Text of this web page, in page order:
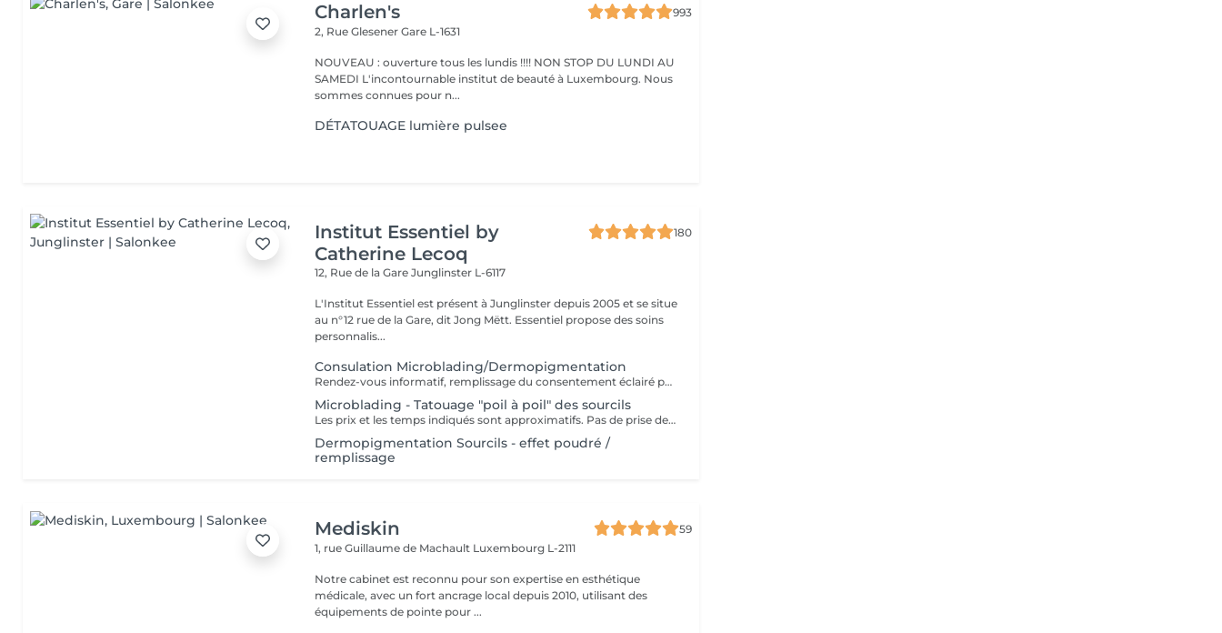
Charlen's
993
2, Rue GlesenerGare L-1631
NOUVEAU : ouverture tous les lundis !!!! NON STOP DU LUNDI AU
SAMEDI L'incontournable institut de beauté à Luxembourg. Nous
sommes connues pour n...
DÉTATOUAGE lumière pulsee
Institut Essentiel by
Catherine Lecoq
180
12, Rue de la GareJunglinster L-6117
L'Institut Essentiel est présent à Junglinster depuis 2005 et se situe
au n°12 rue de la Gare, dit Jong Mëtt. Essentiel propose des soins
personnalis...
Consulation Microblading/Dermopigmentation
Rendez-vous informatif, remplissage du consentement éclairé pour la réalisation d'un acte de tatouage. Évaluation du tatouage à réaliser, choix de la technique la mieux adaptée. La consultation est considérée comme un acompte si prise de rendez-vous pour le tatouage endéans les 15 jours.
Microblading - Tatouage "poil à poil" des sourcils
Les prix et les temps indiqués sont approximatifs. Pas de prise de rendez-vous sans consultation préalable. Réservable en ligne ou par téléphone.
Dermopigmentation Sourcils - effet poudré /
remplissage
Mediskin
59
1, rue Guillaume de Machault Luxembourg L-2111
Notre cabinet est reconnu pour son expertise en esthétique
médicale, avec un fort ancrage local depuis 2010, utilisant des
équipements de pointe pour ...